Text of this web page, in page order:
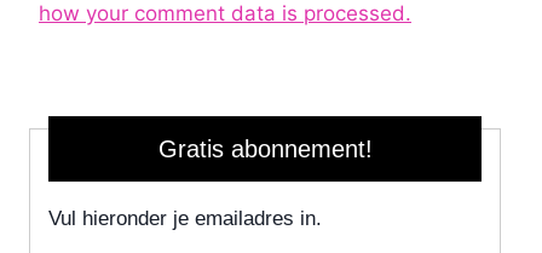
how your comment data is processed.
Gratis abonnement!
Vul hieronder je emailadres in.